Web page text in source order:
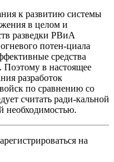
к развитию системы
в целом и
разведки РВиА
потен-циала
средства
Поэтому в настоящее
разработок
по сравнению со
считать ради-кальной
необходимостью.
на